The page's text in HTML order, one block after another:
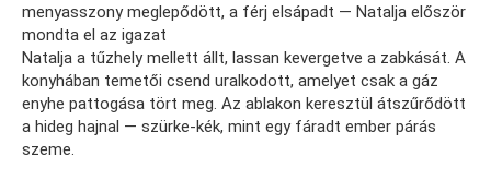
menyasszony meglepődött, a férj elsápadt — Natalja először
mondta el az igazat
Natalja a tűzhely mellett állt, lassan kevergetve a zabkását. A
konyhában temetői csend uralkodott, amelyet csak a gáz
enyhe pattogása tört meg. Az ablakon keresztül átszűrődött
a hideg hajnal — szürke-kék, mint egy fáradt ember párás
szeme.